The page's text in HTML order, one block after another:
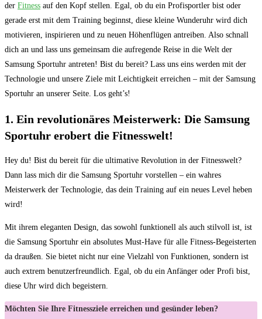
der Fitness ⁢auf den Kopf​ stellen. Egal, ob du⁢ ein Profisportler bist oder
gerade erst mit dem Training beginnst, diese kleine​ Wunderuhr wird ‍dich
motivieren, inspirieren und ‌zu neuen Höhenflügen⁢ antreiben. Also schnall
dich ‍an und lass uns ​gemeinsam die aufregende Reise in die ⁢Welt der
Samsung Sportuhr⁣ antreten! Bist du bereit? Lass ⁢uns ​eins werden mit der‍
Technologie und unsere Ziele mit Leichtigkeit ‌erreichen – ‌mit der Samsung⁣
Sportuhr an‌ unserer Seite. Los geht’s!
1. Ein revolutionäres Meisterwerk: Die Samsung
Sportuhr erobert die Fitnesswelt!
Hey du! Bist du bereit‍ für die ultimative Revolution in der Fitnesswelt?
Dann ⁤lass mich dir die Samsung Sportuhr⁤ vorstellen – ein wahres
Meisterwerk der Technologie, das dein Training auf ein neues Level heben⁢
wird!
Mit ihrem ‌eleganten Design, ​das sowohl funktionell als auch ⁤stilvoll​ ist,⁣ ist
die Samsung Sportuhr ein absolutes Must-Have für alle Fitness-Begeisterten
da draußen. Sie bietet ​nicht nur eine ⁣Vielzahl von Funktionen, sondern ist
auch extrem benutzerfreundlich. Egal, ob du ein‌ Anfänger oder Profi bist,
diese Uhr wird ‍dich begeistern.
Möchten Sie Ihre Fitnessziele erreichen und gesünder leben?